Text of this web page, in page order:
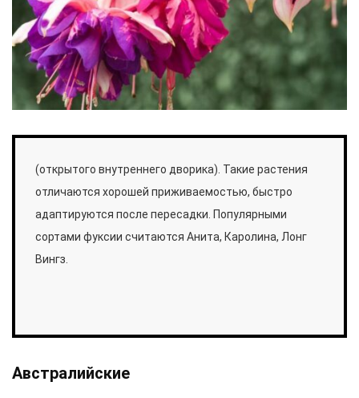
(открытого внутреннего дворика). Такие растения
отличаются хорошей приживаемостью, быстро
адаптируются после пересадки. Популярными
сортами фуксии считаются Анита, Каролина, Лонг
Вингз.
Австралийские